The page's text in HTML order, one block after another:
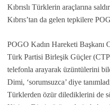
Kıbrıslı Türklerin araçlarına
Kıbrıs’tan da gelen tepkilere
POGO Kadın Hareketi Başkanı
Türk Partisi Birleşik Güçler (CTP
telefonla arayarak üzüntülerini
Dimi, ‘sorumsuzca’ diye
Türklerden özür dilediklerini de